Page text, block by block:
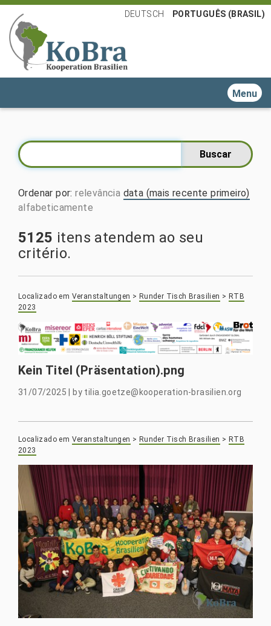
DEUTSCH PORTUGUÊS (BRASIL)
Toggle
Ordenar por:relevância data (mais recente primeiro)
alfabeticamente
5125 itens atendem ao seu
critério.
Localizado em Veranstaltungen > Runder Tisch Brasilien > RTB
2023
Kein Titel (Präsentation).png
31/07/2025 by tilia.goetze@kooperation-brasilien.org
Localizado em Veranstaltungen > Runder Tisch Brasilien > RTB
2023